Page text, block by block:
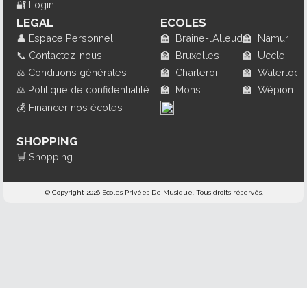
🔐 Login
LEGAL
👤 Espace Personnel
📞 Contactez-nous
⚖️ Conditions générales
⚖️ Politique de confidentialité
💰 Financer nos écoles
SHOPPING
🛒 Shopping
ECOLES
🏫 Braine-l’Alleud
🏫 Bruxelles
🏫 Charleroi
🏫 Mons
🏫 Namur
🏫 Uccle
🏫 Waterloo
🏫 Wépion
© Copyright 2026 Ecoles Privées De Musique. Tous droits réservés.